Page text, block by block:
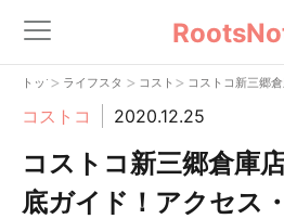
トップ
> ライフスタイル
> コストコ
> コストコ新三郷
コストコ 2020.12.25
コストコ新三郷倉庫
底ガイド！アクセス